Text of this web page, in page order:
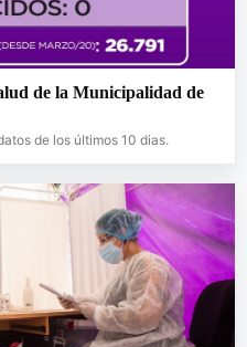
de la Municipalidad de
de los últimos 10 dias.